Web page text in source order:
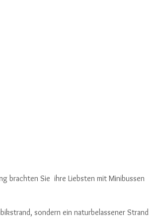
brachten Sie ihre Liebsten mit Minibussen
sondern ein naturbelassener Strand